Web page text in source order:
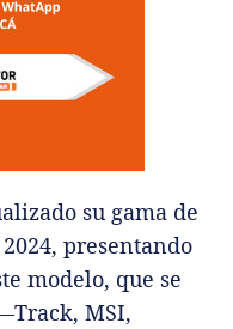
su gama de
presentando
modelo, que se
MSI,